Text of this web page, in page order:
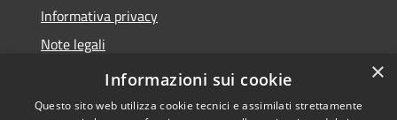
Informativa privacy
Note legali
Dichiarazione di accessibilità
×
Informazioni sui cookie
Questo sito web utilizza cookie tecnici e assimilati strettamente